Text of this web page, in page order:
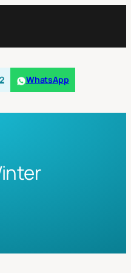
WhatsApp